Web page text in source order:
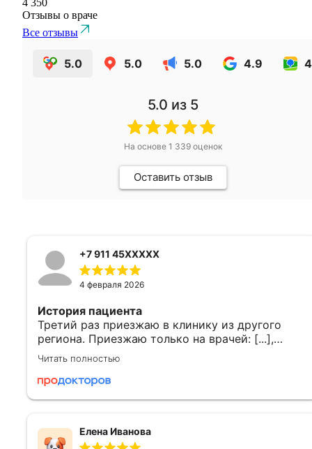
4 350
Отзывы о враче
Все отзывы
5.0 5.0 5.0 4.9
5.0 из 5
На основе 1 339оценок
Оставить отзыв
+7 911 45XXXXX
4 февраля 2026
История пациента
Третий раз приезжаю в клинику из другого
региона. Приезжаю только на врачей: [...],
Горская Ольга Сергеевна, Левиашвили Мзия
Мерабовна, потому что действительно врачи в
данной клинике нацелены на результат, и они
могу приехать, ни я, ни муж, чтобы это сделать,
Читать полностью
Елена Иванова